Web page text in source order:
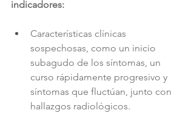
indicadores:
Características clínicas
sospechosas, como un inicio
subagudo de los síntomas, un
curso rápidamente progresivo y
síntomas que fluctúan, junto con
hallazgos radiológicos.